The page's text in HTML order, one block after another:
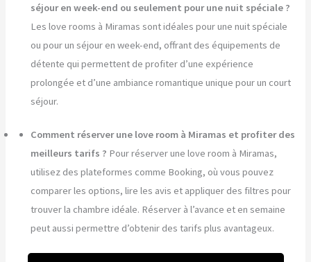
séjour en week-end ou seulement pour une nuit spéciale ?
Les love rooms à Miramas sont idéales pour une nuit spéciale
ou pour un séjour en week-end, offrant des équipements de
détente qui permettent de profiter d’une expérience
prolongée et d’une ambiance romantique unique pour un court
séjour.
Comment réserver une love room à Miramas et profiter des
meilleurs tarifs ? Pour réserver une love room à Miramas,
utilisez des plateformes comme Booking, où vous pouvez
comparer les options, lire les avis et appliquer des filtres pour
trouver la chambre idéale. Réserver à l’avance et en semaine
peut aussi permettre d’obtenir des tarifs plus avantageux.